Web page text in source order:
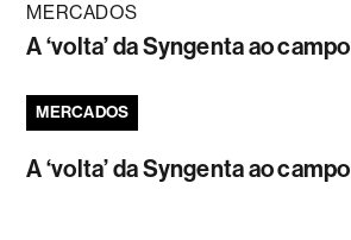
MERCADOS
A ‘volta’ da Syngenta ao campo
MERCADOS
A ‘volta’ da Syngenta ao campo